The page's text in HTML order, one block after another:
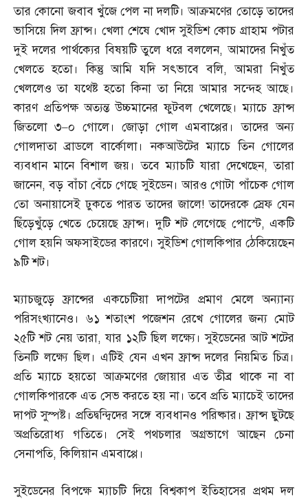
তার কোনো জবাব খুঁজে পেল না দলটি। আক্রমণের তোড়ে তাদের
ভাসিয়ে দিল ফ্রান্স। খেলা শেষে খোদ সুইডিশ কোচ গ্রাহাম পটার
দুই দলের পার্থক্যের বিষয়টি তুলে ধরে বললেন,আমাদের নিখুঁত
খেলতে হতো। কিন্তু আমি যদি সৎভাবে বলি,আমরা নিখুঁত
খেললেও তা যথেষ্ট হতো কিনা তা নিয়ে আমার সন্দেহ আছে।
কারণ প্রতিপক্ষ অত্যন্ত উচ্চমানের ফুটবল খেলেছে। ম্যাচে ফ্রান্স
জিতলো ৩–০ গোলে। জোড়া গোল এমবাপ্পের। তাদের অন্য
গোলদাতা ব্রাডলে বার্কোলা। নকআউটের ম্যাচে তিন গোলের
ব্যবধান মানে বিশাল জয়। তবে ম্যাচটি যারা দেখেছেন,তারা
জানেন,বড় বাঁচা বেঁচে গেছে সুইডেন। আরও গোটা পাঁচেক গোল
তো অনায়াসেই ঢুকতে পারত তাদের জালে!তাদেরকে স্রেফ যেন
ছিঁড়েখুঁড়ে খেতে চেয়েছে ফ্রান্স। দুটি শট লেগেছে পোস্টে, একটি
গোল হয়নি অফসাইডের কারণে। সুইডিশ গোলকিপার ঠেকিয়েছেন
৯টি শট।
ম্যাচজুড়ে ফ্রান্সের একচেটিয়া দাপটের প্রমাণ মেলে অন্যান্য
পরিসংখ্যানেও। ৬১ শতাংশ পজেশন রেখে গোলের জন্য মোট
২৫টি শট নেয় তারা,যার ১২টি ছিল লক্ষ্যে। সুইডেনের আট শটের
তিনটি লক্ষ্যে ছিল। এটিই যেন এখন ফ্রান্স দলের নিয়মিত চিত্র।
প্রতি ম্যাচে হয়তো আক্রমণের জোয়ার এত তীব্র থাকে না বা
গোলকিপারকে এত সেভ করতে হয় না। তবে প্রতি ম্যাচেই তাদের
দাপট সুস্পষ্ট। প্রতিদ্বন্দ্বিদের সঙ্গে ব্যবধানও পরিষ্কার। ফ্রান্স ছুটছে
অপ্রতিরোধ্য গতিতে। সেই পথচলার অগ্রভাগে আছেন চেনা
সেনাপতি,কিলিয়ান এমবাপ্পে।
সুইডেনের বিপক্ষে ম্যাচটি দিয়ে বিশ্বকাপ ইতিহাসের প্রথম দল